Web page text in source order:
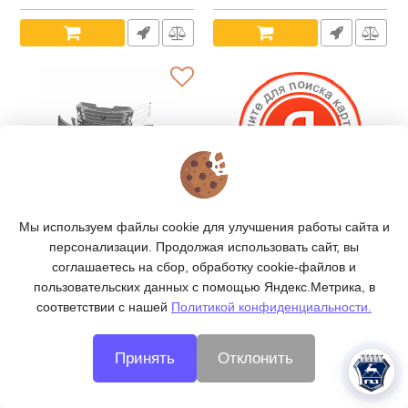
Артикул: УТ000005284
Артикул: УТ000005511
Боковина переднего
бампера ГАЗель NEXT
под п/ф лев. (ООО
"Пластимат" ГАЗ
Оригинал) /А21R23-
2803018-10/
Артикул: УТ000005594
2 525 руб
NEXT, ГАЗон NEXT (в упак.
G-Part) /GP.12320007/
Датчик скорости ГАЗель
NEXT, ГАЗон NEXT (в упак.
G-Part) /GP.12320007/
Артикул: УТ000005118
1 240
Мы используем файлы cookie для улучшения работы сайта и
персонализации. Продолжая использовать сайт, вы
соглашаетесь на сбор, обработку cookie-файлов и
пользовательских данных с помощью Яндекс.Метрика, в
соответствии с нашей Политикой конфиденциальности.
Принять Отклонить